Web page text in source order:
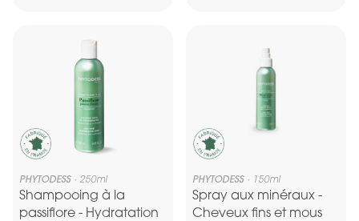
PHYTODESS 250ml
Shampooing à la
passiflore - Hydratation
PHYTODESS 150ml
Spray aux minéraux -
Cheveux fins et mous